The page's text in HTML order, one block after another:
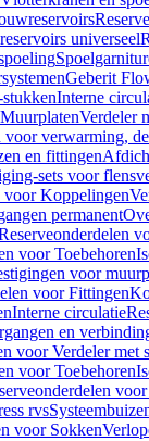
universeel
Geberit
Interne
MuurplatenVerdeler
verwarming,
en fittingen
sets voor
voor Koppelingen
permanent
voor Toebehoren
voor
voor Fittingen
Interne circulatie
en
voor Verdeler met
voor Toebehoren
rvs
voor Sokken